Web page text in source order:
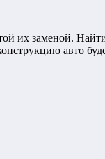
их заменой.
авто